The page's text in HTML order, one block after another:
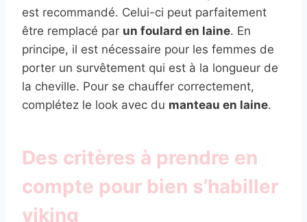
est recommandé. Celui-ci peut parfaitement
être remplacé par un foulard en laine. En
principe, il est nécessaire pour les femmes de
porter un survêtement qui est à la longueur de
la cheville. Pour se chauffer correctement,
complétez le look avec du manteau en laine.
Des critères à prendre en
compte pour bien s’habiller
viking